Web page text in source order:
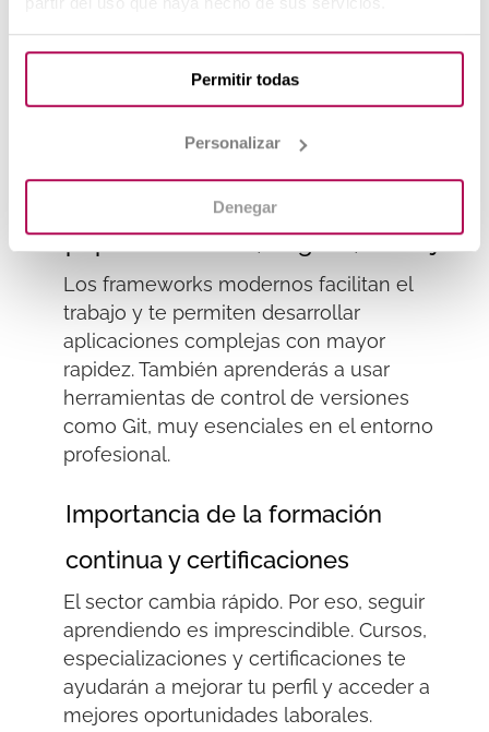
Permitir todas
Personalizar
Denegar
desarrollo web. En cualquier curso, como
FP Superior DAW Online
escribir código limpio, funcional y
compatible con todos los navegadores.
Herramientas y frameworks
populares (React, Angular, Node.js)
Los frameworks modernos facilitan el
trabajo y te permiten desarrollar
aplicaciones complejas con mayor
rapidez. También aprenderás a usar
herramientas de control de versiones
como Git, muy esenciales en el entorno
profesional.
Importancia de la formación
continua y certificaciones
El sector cambia rápido. Por eso, seguir
aprendiendo es imprescindible. Cursos,
especializaciones y certificaciones te
ayudarán a mejorar tu perfil y acceder a
mejores oportunidades laborales.